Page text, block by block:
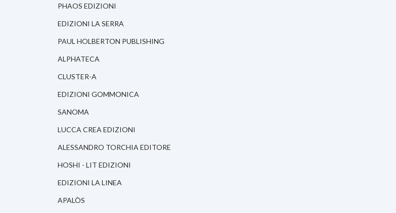
PHAOS EDIZIONI
EDIZIONI LA SERRA
PAUL HOLBERTON PUBLISHING
ALPHATECA
CLUSTER-A
EDIZIONI GOMMONICA
SANOMA
LUCCA CREA EDIZIONI
ALESSANDRO TORCHIA EDITORE
HOSHI - LIT EDIZIONI
EDIZIONI LA LINEA
APALÒS